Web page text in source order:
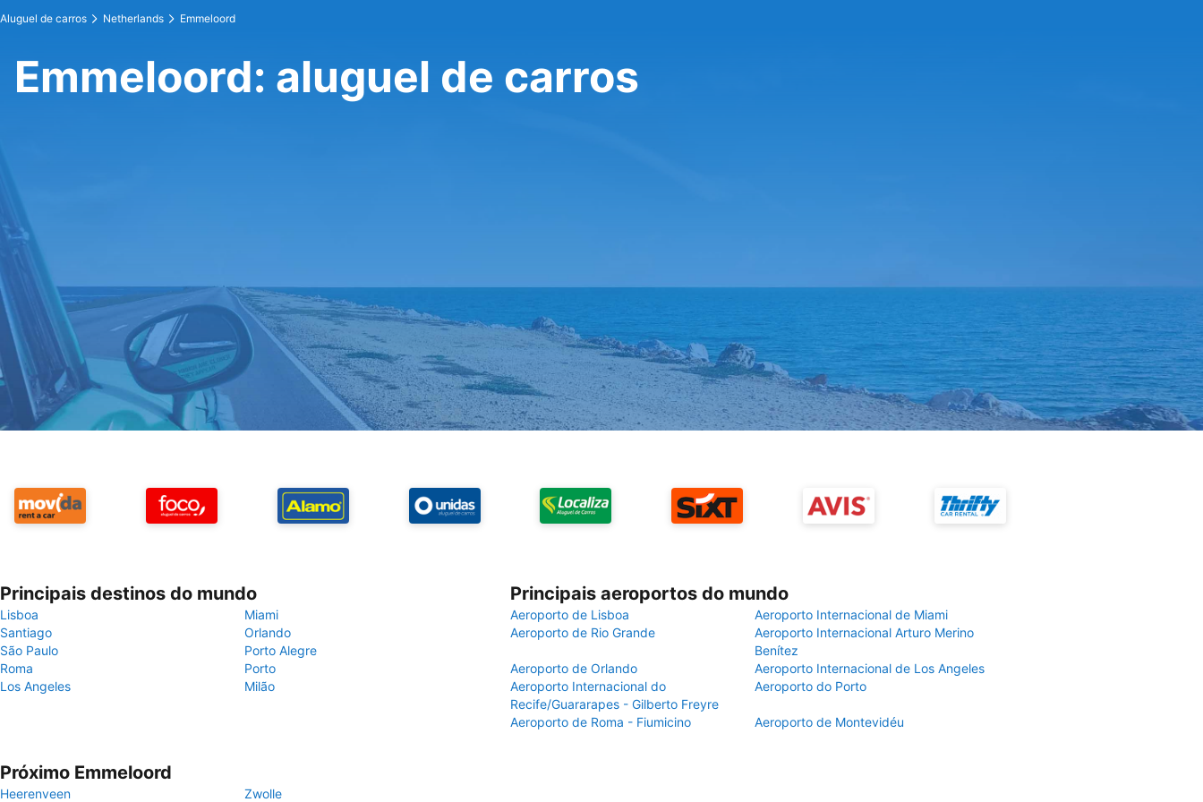
Aluguel de carros Netherlands Emmeloord
Emmeloord: aluguel de carros
Principais destinos do mundo
Lisboa
Miami
Santiago
Orlando
São Paulo
Porto Alegre
Roma
Porto
Los Angeles
Milão
Principais aeroportos do mundo
Aeroporto de Lisboa
Aeroporto Internacional de Miami
Aeroporto de Rio Grande
Aeroporto Internacional Arturo Merino
Benítez
Aeroporto de Orlando
Aeroporto Internacional de Los Angeles
Aeroporto Internacional do
Recife/Guararapes - Gilberto Freyre
Aeroporto do Porto
Aeroporto de Roma - Fiumicino Aeroporto de Montevidéu
Próximo Emmeloord
Heerenveen Zwolle